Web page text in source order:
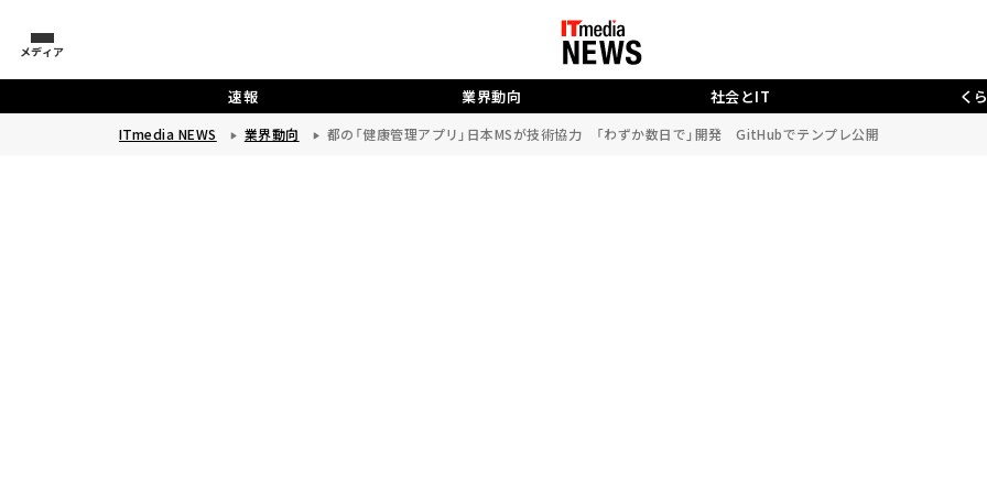
メディア
速報 業界動向 社会とIT く
ITmedia NEWS 業界動向 都の「健康管理アプリ」日本MSが技術協力 「わずか数日で」開発 GitHubでテンプレ公開